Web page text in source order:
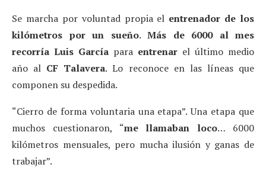
Se marcha por voluntad propia el entrenador de los
kilómetros por un sueño. Más de 6000 al mes
recorría Luis García para entrenar el último medio
año al CF Talavera. Lo reconoce en las líneas que
componen su despedida.
“Cierro de forma voluntaria una etapa”. Una etapa que
muchos cuestionaron, “me llamaban loco… 6000
kilómetros mensuales, pero mucha ilusión y ganas de
trabajar”.